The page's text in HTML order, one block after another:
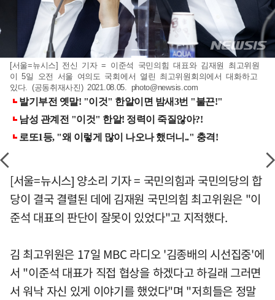
[서울=뉴시스] 전신 기자 = 이준석 국민의힘 대표와 김재원 최고위원
이 5일 오전 서울 여의도 국회에서 열린 최고위원회의에서 대화하고
있다. (공동취재사진) 2021.08.05. photo@newsis.com
[서울=뉴시스] 양소리 기자 = 국민의힘과 국민의당의 합
당이 결국 결렬된 데에 김재원 국민의힘 최고위원은 "이
준석 대표의 판단이 잘못이 있었다"고 지적했다.
김 최고위원은 17일 MBC 라디오 '김종배의 시선집중'에
서 "이준석 대표가 직접 협상을 하겠다고 하길래 그러면
서 워낙 자신 있게 이야기를 했었다"며 "저희들은 정말